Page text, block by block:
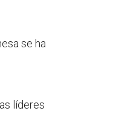
se ha
líderes